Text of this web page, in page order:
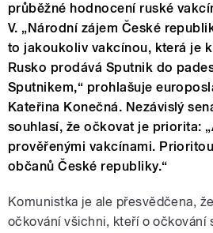
průběžné hodnocení ruské
V. „Národní zájem České
to jakoukoliv vakcínou, která je
Rusko prodává Sputnik do
Sputnikem,“ prohlašuje
Kateřina Konečná. Nezávislý
souhlasí, že očkovat je priorita:
prověřenými vakcínami.
občanů České republiky.“
Komunistka je ale přesvědčena,
očkování všichni, kteří o očkování